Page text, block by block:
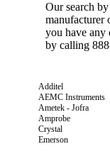
Our search
manufacturer
you have any
by calling
Additel
AEMC Instruments
Ametek - Jofra
Amprobe
Crystal
Emerson